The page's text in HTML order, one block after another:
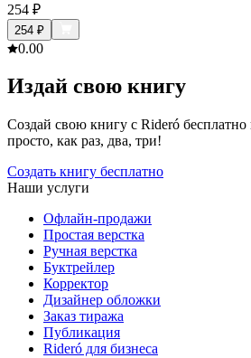
254 ₽
254 ₽
0.00
Издай свою книгу
Создай свою книгу с Rideró
просто, как раз, два, три!
Создать книгу бесплатно
Наши услуги
Офлайн-продажи
Простая верстка
Ручная верстка
Буктрейлер
Корректор
Дизайнер обложки
Заказ тиража
Публикация
Rideró для бизнеса